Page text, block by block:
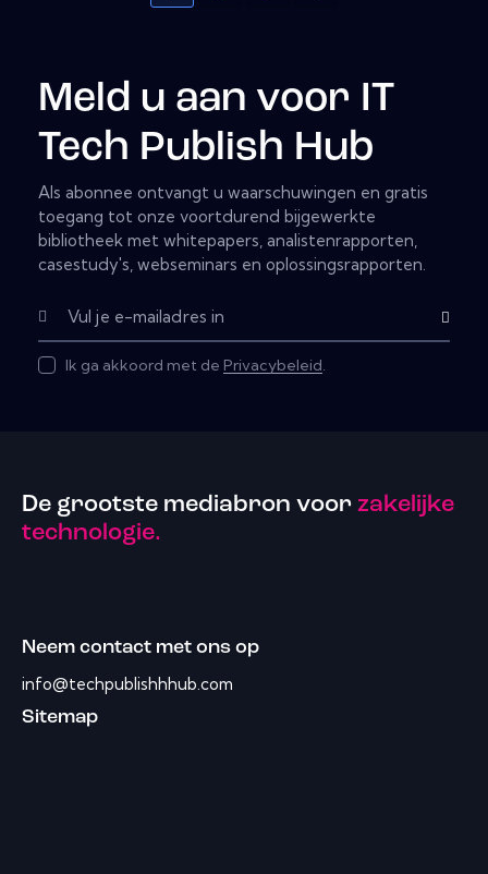
Meld u aan voor IT
Tech Publish Hub
Als abonnee ontvangt u waarschuwingen en gratis
toegang tot onze voortdurend bijgewerkte
bibliotheek met whitepapers, analistenrapporten,
casestudy's, webseminars en oplossingsrapporten.
Subscribe
Ik ga akkoord met de Privacybeleid.
De grootste mediabron voor zakelijke
technologie.
Neem contact met ons op
info@techpublishhhub.com
Sitemap